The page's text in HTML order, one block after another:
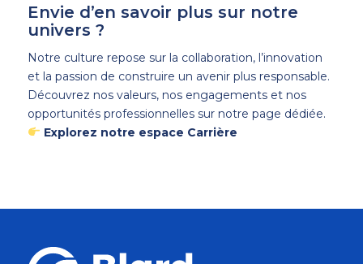
Envie d’en savoir plus sur notre
univers ?
Notre culture repose sur la collaboration, l’innovation
et la passion de construire un avenir plus responsable.
Découvrez nos valeurs, nos engagements et nos
opportunités professionnelles sur notre page dédiée.
Explorez notre espace Carrière